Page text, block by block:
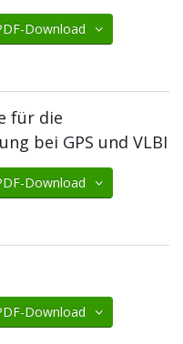
Download
für die
bei GPS und VLBI
Download
Download